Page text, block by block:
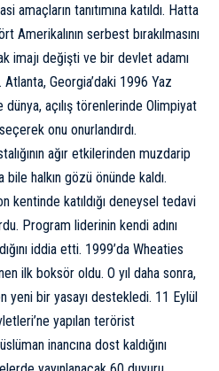
amaçların tanıtımına katıldı. Hatta
Amerikalının serbest bırakılmasını
imajı değişti ve bir devlet adamı
Georgia’daki 1996 Yaz
dünya, açılış törenlerinde Olimpiyat
onu onurlandırdı.
ağır etkilerinden muzdarip
halkın gözü önünde kaldı.
kentinde katıldığı deneysel tedavi
Program liderinin kendi adını
iddia etti. 1999’da Wheaties
ilk boksör oldu. O yıl daha sonra,
yeni bir yasayı destekledi. 11 Eylül
yapılan terörist
inancına dost kaldığını